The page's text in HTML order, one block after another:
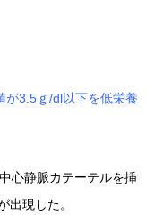
3.5ｇ/dl以下を低栄養
心静脈カテーテルを挿
出現した。